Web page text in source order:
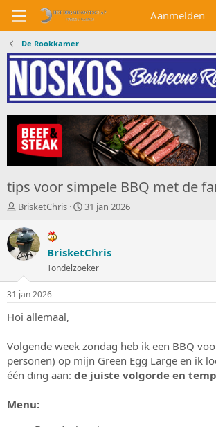
Aanmelden
De Rookkamer
tips voor simpele BBQ met de
O
d
e
r
e
r
p
s
a
t
e
BrisketChris
S
t
d
a
u
31 jan 2026
BrisketChris
Tondelzoeker
31 jan 2026
Hoi allemaal,
Volgende week zondag heb ik een BBQ
personen) op mijn Green Egg Large en ik
één ding aan: de juiste volgorde en
Menu: